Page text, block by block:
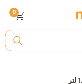
0